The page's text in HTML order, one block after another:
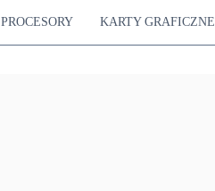
PROCESORY KARTY GRAFICZNE